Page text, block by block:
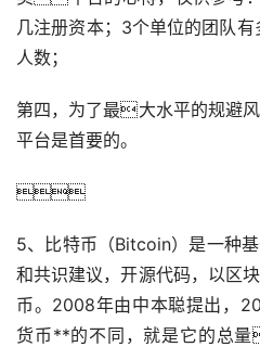
几注册资本；3个单位的团队
人数；
第四，为了最大水平的规避
平台是首要的。

5、比特币（Bitcoin）是一种
和共识建议，开源代码，以区
币。2008年由中本聪提出，
货币**的不同，就是它的总